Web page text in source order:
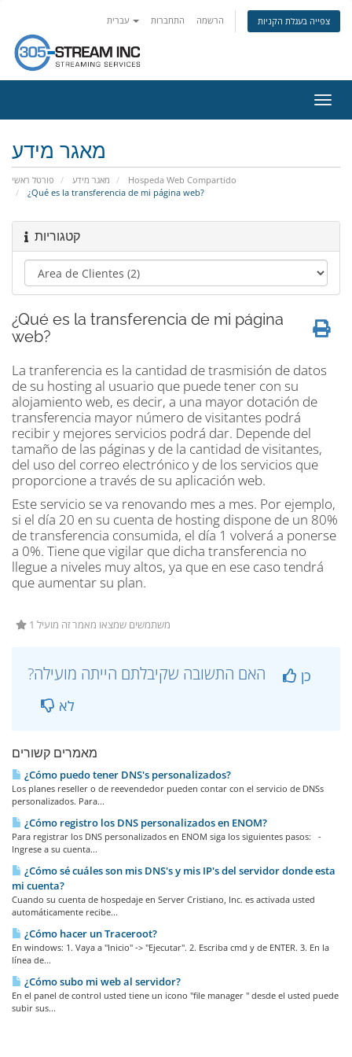
התחברות הרשמה צפייה בעגלת הקניות
ניווט
מאגר מידע
פורטל ראשי מאגר מידע
Hospeda Web Compartido
¿Qué es la transferencia de mi página web?
קטגוריות
¿Qué es la transferencia de mi página
web?
La tranferencia es la cantidad de trasmisión de datos
de su hosting al usuario que puede tener con su
alojamiento web, es decir, a una mayor dotación de
transferencia mayor número de visitantes podrá
recibir y mejores servicios podrá dar. Depende del
tamaño de las páginas y de la cantidad de visitantes,
del uso del correo electrónico y de los servicios que
proporcione a través de su aplicación web.
Este servicio se va renovando mes a mes. Por ejemplo,
si el día 20 en su cuenta de hosting dispone de un 80%
de transferencia consumida, el día 1 volverá a ponerse
a 0%. Tiene que vigilar que dicha transferencia no
llegue a niveles muy altos, ya que en ese caso tendrá
que aumentar su plan.
1 משתמשים שמצאו מאמר זה מועיל
כן
לא
מאמרים קשורים
¿Cómo puedo tener DNS's personalizados?
Los planes reseller o de reevendedor pueden contar con el servicio de DNSs
personalizados. Para...
¿Cómo registro los DNS personalizados en ENOM?
Para registrar los DNS personalizados en ENOM siga los siguientes pasos: -
Ingrese a su cuenta...
¿Cómo sé cuáles son mis DNS's y mis IP's del servidor donde esta
mi cuenta?
Cuando su cuenta de hospedaje en Server Cristiano, Inc. es activada usted
automáticamente recibe...
¿Cómo hacer un Traceroot?
En windows: 1. Vaya a "Inicio" -> "Ejecutar". 2. Escriba cmd y de ENTER. 3. En la
línea de...
¿Cómo subo mi web al servidor?
En el panel de control usted tiene un icono "file manager " desde el usted puede
subir sus...